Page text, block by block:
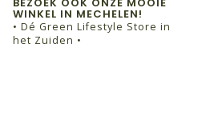
WINKEL IN MECHELEN!
• Dé Green Lifestyle Store in
het Zuiden •